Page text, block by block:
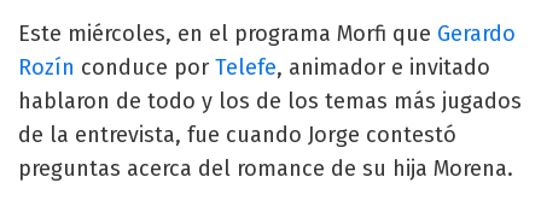
Este miércoles, en el programa Morfi que Gerardo
Rozín conduce por Telefe, animador e invitado
hablaron de todo y los de los temas más jugados
de la entrevista, fue cuando Jorge contestó
preguntas acerca del romance de su hija Morena.